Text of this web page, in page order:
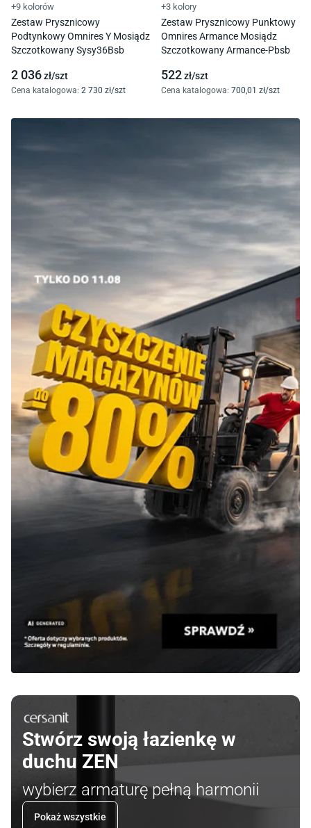
+9 kolorów
Zestaw Prysznicowy
Podtynkowy Omnires Y Mosiądz
Szczotkowany Sysy36Bsb
2 036zł/szt
Cena katalogowa: 2 730 zł/szt
Stwórz swoją łazienkę w
duchu ZEN
wybierz armaturę pełną harmonii
Pokaż wszystkie
+3 kolory
Zestaw Prysznicowy Punktowy
Omnires Armance Mosiądz
Szczotkowany Armance-Pbsb
522zł/szt
Cena katalogowa: 700 ,01 zł/szt